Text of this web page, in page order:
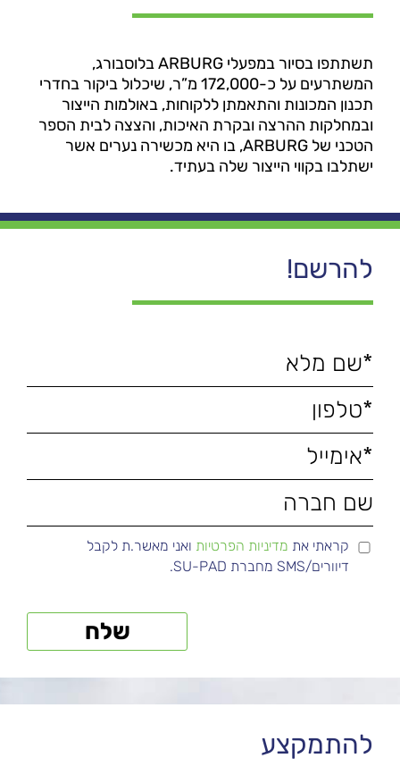
תשתתפו בסיור במפעלי ARBURG בלוסבורג,
המשתרעים על כ-172,000 מ”ר, שיכלול ביקור בחדרי
תכנון המכונות והתאמתן ללקוחות, באולמות הייצור
ובמחלקות ההרצה ובקרת האיכות, והצצה לבית הספר
הטכני של ARBURG, בו היא מכשירה נערים אשר
ישתלבו בקווי הייצור שלה בעתיד.
להרשם!
קראתי את מדיניות הפרטיות ואני מאשר.ת לקבל
דיוורים/SMS מחברת SU-PAD.
להתמקצע